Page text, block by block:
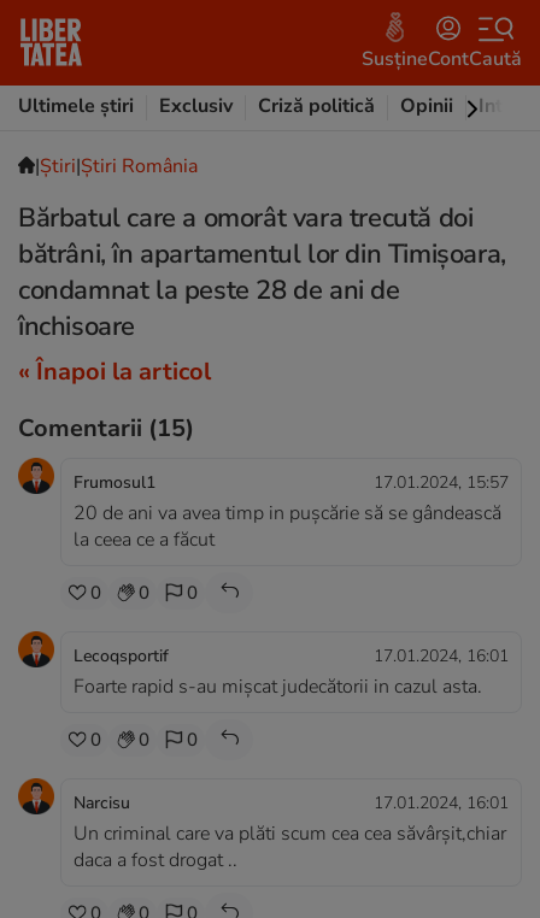
SusțineContCaută
Ultimele știri
Exclusiv Criză politică Opinii
|Ştiri|Știri România
Bărbatul care a omorât vara trecută doi
bătrâni, în apartamentul lor din Timișoara,
condamnat la peste 28 de ani de
închisoare
« Înapoi la articol
Comentarii (15)
Frumosul1 17.01.2024, 15:57
20 de ani va avea timp in pușcărie să se gândească
la ceea ce a făcut
0 0 0
Lecoqsportif 17.01.2024, 16:01
Foarte rapid s-au mișcat judecătorii in cazul asta.
0 0 0
Narcisu 17.01.2024, 16:01
Un criminal care va plăti scum cea cea săvârșit,chiar
daca a fost drogat ..
0 0 0